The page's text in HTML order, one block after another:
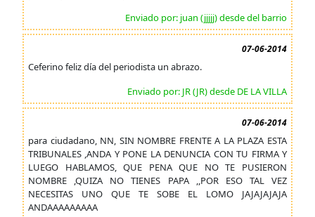
Enviado por: juan (jjjjj) desde del barrio
07-06-2014
Ceferino feliz día del periodista un abrazo.
Enviado por: JR (JR) desde DE LA VILLA
07-06-2014
para ciudadano, NN, SIN NOMBRE FRENTE A LA PLAZA ESTA
TRIBUNALES ,ANDA Y PONE LA DENUNCIA CON TU FIRMA Y
LUEGO HABLAMOS, QUE PENA QUE NO TE PUSIERON
NOMBRE ,QUIZA NO TIENES PAPA ,,POR ESO TAL VEZ
NECESITAS UNO QUE TE SOBE EL LOMO JAJAJAJAJA
ANDAAAAAAAAA